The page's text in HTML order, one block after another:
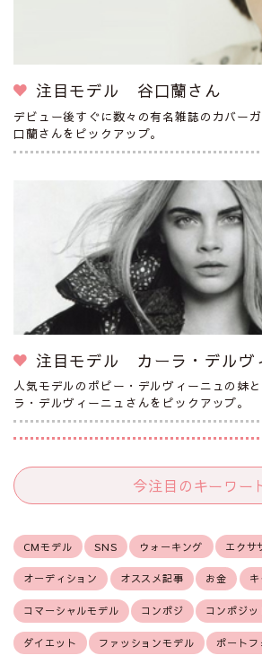
注目モデル 谷口蘭さん
デビュー後すぐに数々の有名雑誌のカバー
口蘭さんをピックアップ。
注目モデル カーラ・デルヴ
人気モデルのポピー・デルヴィーニュの妹
ラ・デルヴィーニュさんをピックアップ。
今注目のキーワー
CMモデル SNS ウォーキング エクサ
オーディション オススメ記事 お金
コマーシャルモデル コンポジ コンポジッ
ダイエット ファッションモデル ポートフ